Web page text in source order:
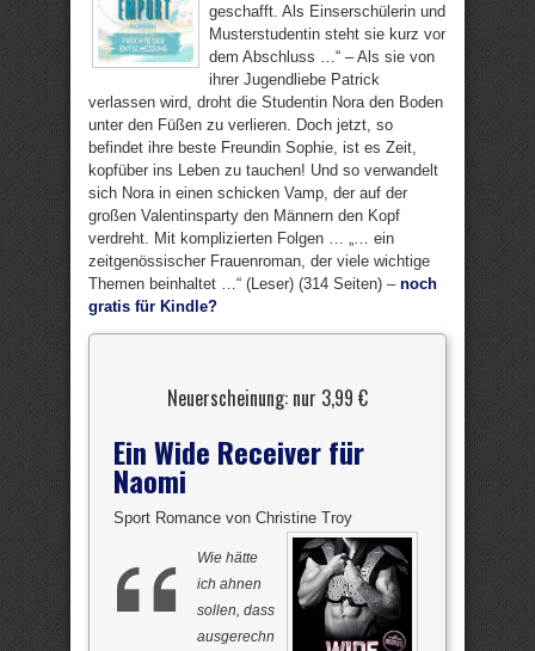
geschafft. Als Einserschülerin und
Musterstudentin steht sie kurz vor
dem Abschluss …“ – Als sie von
ihrer Jugendliebe Patrick
verlassen wird, droht die Studentin Nora den Boden
unter den Füßen zu verlieren. Doch jetzt, so
befindet ihre beste Freundin Sophie, ist es Zeit,
kopfüber ins Leben zu tauchen! Und so verwandelt
sich Nora in einen schicken Vamp, der auf der
großen Valentinsparty den Männern den Kopf
verdreht. Mit komplizierten Folgen … „… ein
zeitgenössischer Frauenroman, der viele wichtige
Themen beinhaltet …“ (Leser) (314 Seiten) – noch
gratis für Kindle?
Neuerscheinung: nur 3,99 €
Ein Wide Receiver für
Naomi
Sport Romance von Christine Troy
Wie hätte
ich ahnen
sollen, dass
ausgerechn